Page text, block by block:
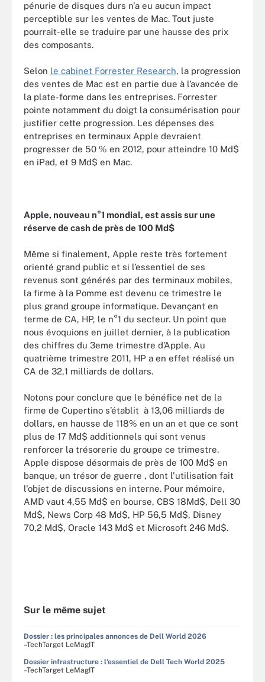
pénurie de disques durs n'a eu aucun impact
perceptible sur les ventes de Mac. Tout juste
pourrait-elle se traduire par une hausse des prix
des composants.
Selon le cabinet Forrester Research, la progression
des ventes de Mac est en partie due à l’avancée de
la plate-forme dans les entreprises. Forrester
pointe notamment du doigt la consumérisation pour
justifier cette progression. Les dépenses des
entreprises en terminaux Apple devraient
progresser de 50 % en 2012, pour atteindre 10 Md$
en iPad, et 9 Md$ en Mac.
Apple, nouveau n°1 mondial, est assis sur une
réserve de cash de près de 100 Md$
Même si finalement, Apple reste très fortement
orienté grand public et si l’essentiel de ses
revenus sont générés par des terminaux mobiles,
la firme à la Pomme est devenu ce trimestre le
plus grand groupe informatique. Devançant en
terme de CA, HP, le n°1 du secteur. Un point que
nous évoquions en juillet dernier, à la publication
des chiffres du 3eme trimestre d’Apple. Au
quatrième trimestre 2011, HP a en effet réalisé un
CA de 32,1 milliards de dollars.
Notons pour conclure que le bénéfice net de la
firme de Cupertino s’établit à 13,06 milliards de
dollars, en hausse de 118% en un an et que ce sont
plus de 17 Md$ additionnels qui sont venus
renforcer la trésorerie du groupe ce trimestre.
Apple dispose désormais de près de 100 Md$ en
banque, un trésor de guerre , dont l'utilisation fait
l'objet de discussions en interne. Pour mémoire,
AMD vaut 4,55 Md$ en bourse, CBS 18Md$, Dell 30
Md$, News Corp 48 Md$, HP 56,5 Md$, Disney
70,2 Md$, Oracle 143 Md$ et Microsoft 246 Md$.
Sur le même sujet
Dossier : les principales annonces de Dell World 2026
–TechTarget LeMagIT
Dossier infrastructure : l'essentiel de Dell Tech World 2025
–TechTarget LeMagIT